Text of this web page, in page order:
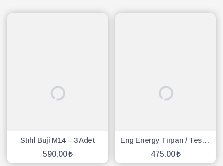
Stıhl Buji M14 – 3 Adet
590.00
Eng Energy Tırpan / Testere Buji - 10 Adet
475.00